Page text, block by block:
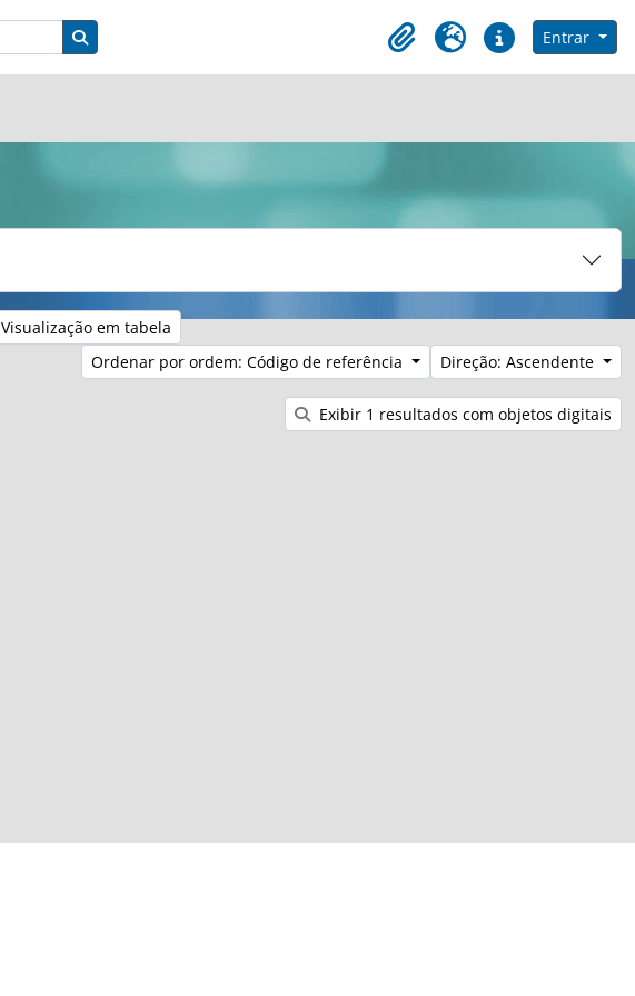
Clipboard
Idioma Ligações rápidas
Entrar
Visualização em tabela
Ordenar por ordem: Código de referência
Direção: Ascendente
Exibir 1 resultados com objetos digitais